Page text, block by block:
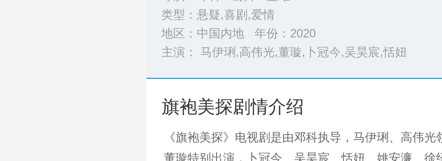
类型： 悬疑,喜剧,爱情
地区：中国内地 年份： 2020
主演： 马伊琍,高伟光,董璇,卜冠今,吴昊宸,恬妞
旗袍美探剧情介绍
《旗袍美探》电视剧是由邓科执导，马伊琍、高伟光
董璇特别出演，卜冠今、吴昊宸、恬妞、姚安濂、徐